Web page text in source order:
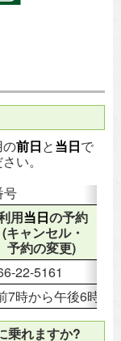
の前日と当日で
い。
号
用当日の予約
(キャンセル・
予約の変更)
22-5161
7時から午後6時
乗れますか?